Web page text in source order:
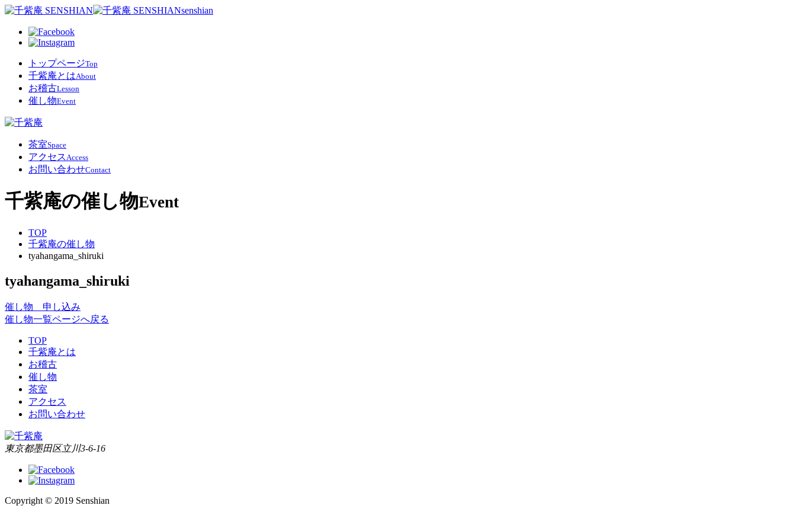
senshian
トップページTop
千紫庵とはAbout
お稽古Lesson
催し物Event
茶室Space
アクセスAccess
お問い合わせContact
千紫庵の催し物Event
TOP
千紫庵の催し物
tyahangama_shiruki
tyahangama_shiruki
催し物 申し込み
催し物一覧ページへ戻る
TOP
千紫庵とは
お稽古
催し物
茶室
アクセス
お問い合わせ
東京都墨田区立川3-6-16
Copyright © 2019 Senshian